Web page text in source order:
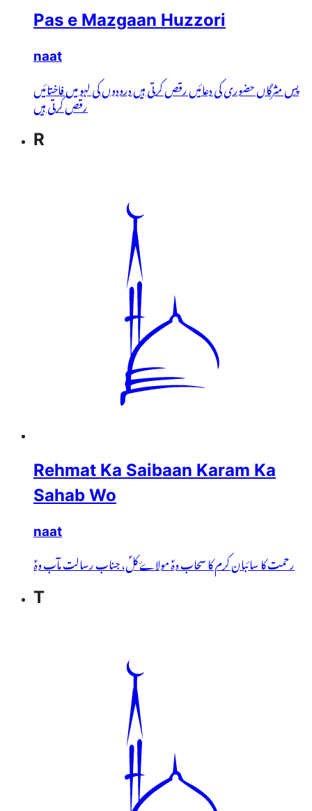
Pas e Mazgaan Huzzori
naat
پسِ مثرگاں حضوری کی دعائیں رقص کرتی ہیں درودوں کی لہو میں فاختائیں
رقص کرتی ہیں
R
Rehmat Ka Saibaan Karam Ka
Sahab Wo
naat
رحمت کا سائبان کرم کا سحاب وہؐ مولاۓ کلؐ، جناب رسالت مآب وہؐ
T